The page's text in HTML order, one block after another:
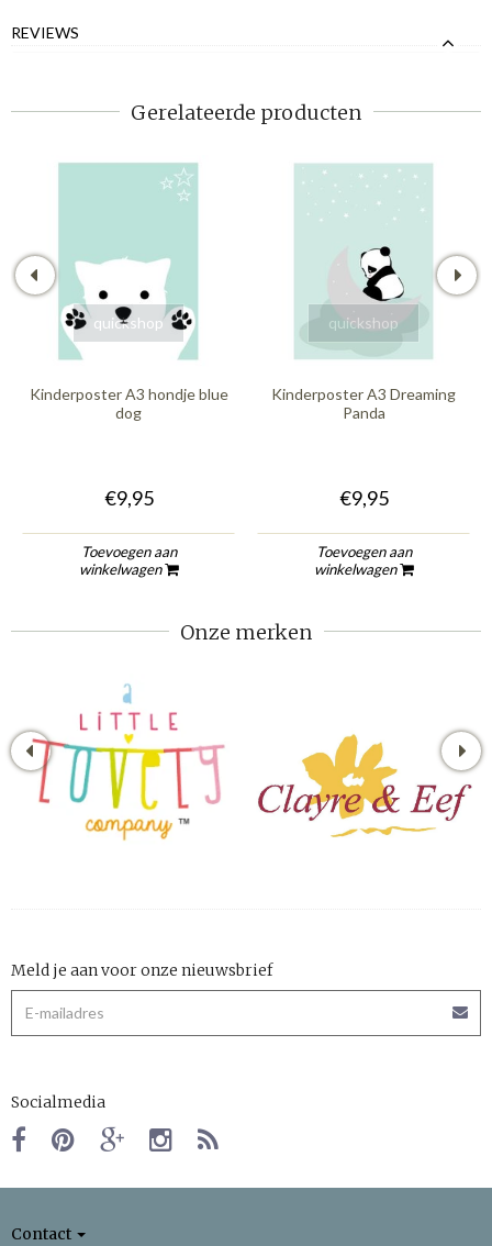
REVIEWS
Gerelateerde producten
quickshop
Kinderposter A3 hondje blue
dog
€9,95
Toevoegen aan
winkelwagen
quickshop
Kinderposter A3 Dreaming
Panda
€9,95
Toevoegen aan
winkelwagen
Onze merken
Meld je aan voor onze nieuwsbrief
Socialmedia
Contact